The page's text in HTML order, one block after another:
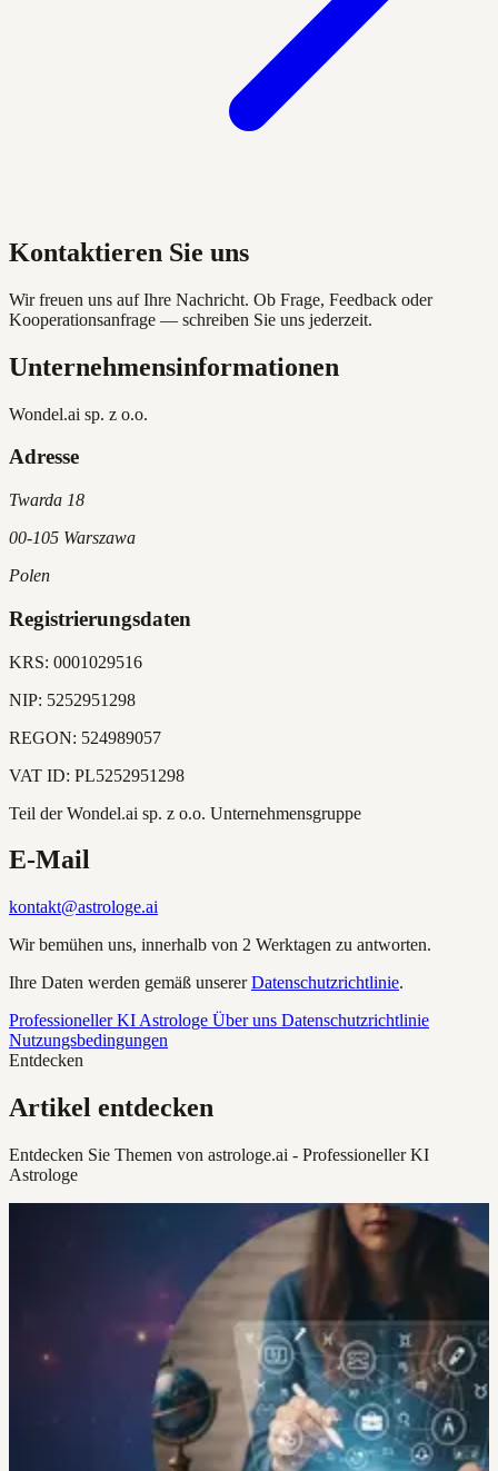
Kontaktieren Sie uns
Wir freuen uns auf Ihre Nachricht. Ob Frage, Feedback oder
Kooperationsanfrage — schreiben Sie uns jederzeit.
Unternehmensinformationen
Wondel.ai sp. z o.o.
Adresse
Twarda 18
00-105 Warszawa
Polen
Registrierungsdaten
KRS: 0001029516
NIP: 5252951298
REGON: 524989057
VAT ID: PL5252951298
Teil der Wondel.ai sp. z o.o. Unternehmensgruppe
E-Mail
kontakt@astrologe.ai
Wir bemühen uns, innerhalb von 2 Werktagen zu antworten.
Ihre Daten werden gemäß unsererDatenschutzrichtlinie.
Professioneller KI Astrologe Über uns Datenschutzrichtlinie
Nutzungsbedingungen
Entdecken
Artikel entdecken
Entdecken Sie Themen von astrologe.ai - Professioneller KI
Astrologe